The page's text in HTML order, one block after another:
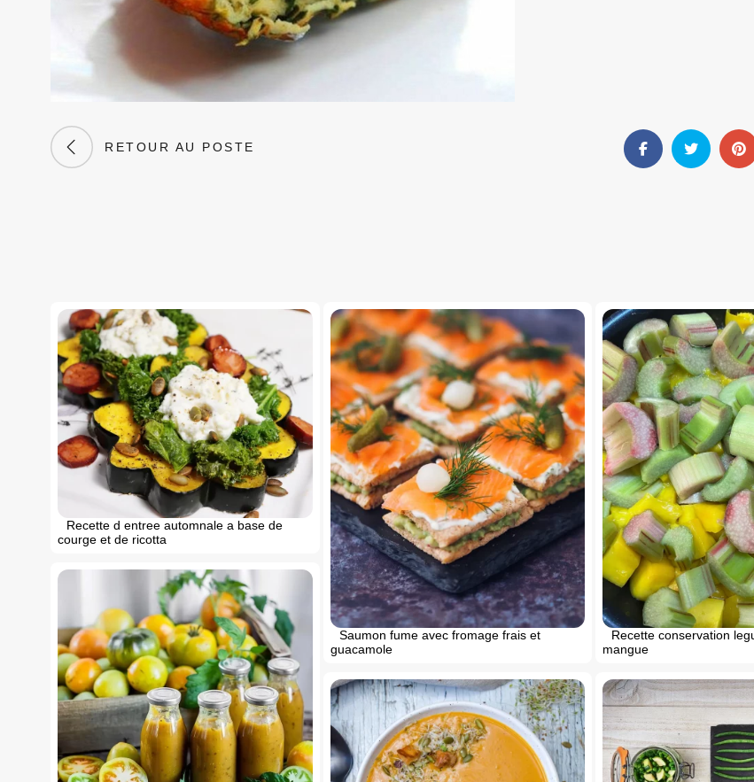
RETOUR AU POSTE
Recette d entree automnale a base de
courge et de ricotta
Saumon fume avec fromage frais et
guacamole
Recette conservation
mangue